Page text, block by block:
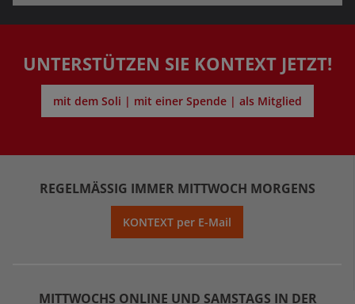
UNTERSTÜTZEN SIE KONTEXT JETZT!
mit dem Soli | mit einer Spende | als Mitglied
REGELMÄSSIG IMMER MITTWOCH MORGENS
KONTEXT per E-Mail
MITTWOCHS ONLINE UND SAMSTAGS IN DER